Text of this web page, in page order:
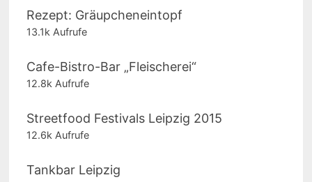
Rezept: Gräupcheneintopf
13.1k Aufrufe
Cafe-Bistro-Bar „Fleischerei“
12.8k Aufrufe
Streetfood Festivals Leipzig 2015
12.6k Aufrufe
Tankbar Leipzig